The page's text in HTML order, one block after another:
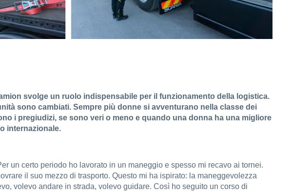
svolge un ruolo indispensabile per il funzionamento della logistica.
sono cambiati. Sempre più donne si avventurano nella classe dei
i pregiudizi, se sono veri o meno e quando una donna ha una migliore
internazionale.
un certo periodo ho lavorato in un maneggio e spesso mi recavo ai tornei.
il suo mezzo di trasporto. Questo mi ha ispirato: la maneggevolezza
volevo andare in strada, volevo guidare. Così ho seguito un corso di